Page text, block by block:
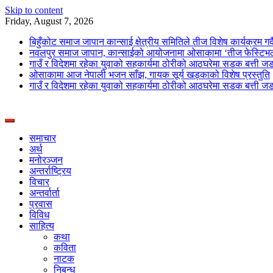
Skip to content
Friday, August 7, 2026
बिहुँकोट समाज जापान कान्साई क्षेत्रीय समितिले तीज विशेष कार्यक्रम
नवलपुर समाज जापान, कान्साईको आयोजनामा ओसाकामा ‘तीज
गाउँ र विदेशमा रहेका युवाको सहकार्यमा ठोरीको आठघरेमा सडक बत्ती
ओसाकामा आज नेपाली भजन साँझ, गायक सूर्य खड्काको विशेष प्रस्तुति
गाउँ र विदेशमा रहेका युवाको सहकार्यमा ठोरीको आठघरेमा सडक बत्ती
Deepshree Online
News Portal from Nepal
समाचार
अर्थ
मनोरञ्जन
अन्तर्राष्ट्रिय
विचार
अन्तर्वार्ता
प्रवास
विविध
साहित्य
कथा
कविता
नाटक
निबन्ध